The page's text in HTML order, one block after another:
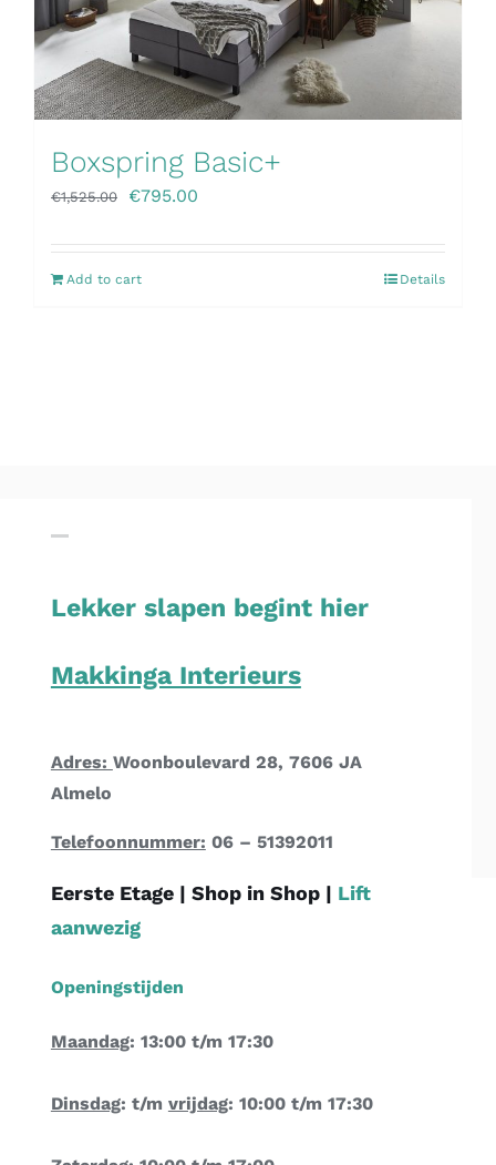
Boxspring Basic+
€1,525.00 €795.00
Add to cart Details
Lekker slapen begint hier
Makkinga Interieurs
Adres: Woonboulevard 28, 7606 JA
Almelo
Telefoonnummer: 06 – 51392011
Eerste Etage | Shop in Shop | Lift
aanwezig
Openingstijden
Maandag: 13:00 t/m 17:30
Dinsdag: t/m vrijdag: 10:00 t/m 17:30